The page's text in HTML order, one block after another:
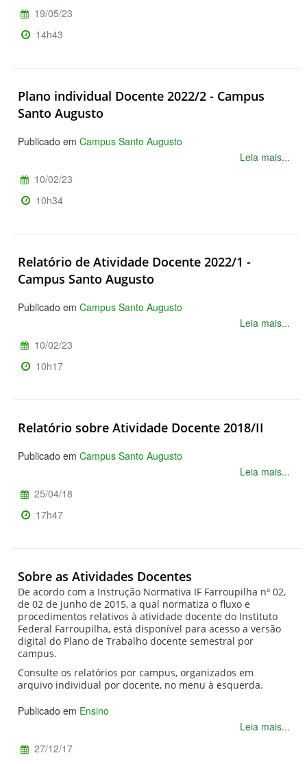
19/05/23
14h43
Plano individual Docente 2022/2 - Campus
Santo Augusto
Publicado em Campus Santo Augusto
Leia mais...
10/02/23
10h34
Relatório de Atividade Docente 2022/1 -
Campus Santo Augusto
Publicado em Campus Santo Augusto
Leia mais...
10/02/23
10h17
Relatório sobre Atividade Docente 2018/II
Publicado em Campus Santo Augusto
Leia mais...
25/04/18
17h47
Sobre as Atividades Docentes
De acordo com a Instrução Normativa IF Farroupilha nº 02,
de 02 de junho de 2015, a qual normatiza o fluxo e
procedimentos relativos à atividade docente do Instituto
Federal Farroupilha, está disponível para acesso a versão
digital do Plano de Trabalho docente semestral por
campus.
Consulte os relatórios por campus, organizados em
arquivo individual por docente, no menu à esquerda.
Publicado em Ensino
Leia mais...
27/12/17